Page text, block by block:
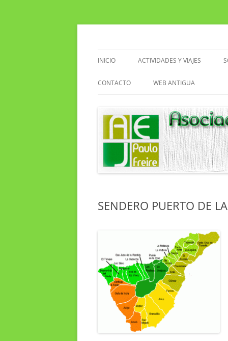
Saltar
INICIO ACTIVIDADES Y VIAJES
VIAJES
EXCURSIONES
SENDERISMO
CLUB DE LECTURA
CONTACTO WEB ANTIGUA
SENDERO PUERTO DE